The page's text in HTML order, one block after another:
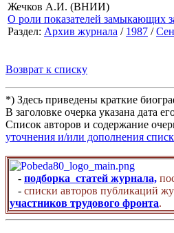
Жечков А.И. (ВНИИ)
О роли показателей замыкающих
Раздел: Архив журнала / 1987 /
Возврат к списку
*) Здесь приведены краткие
В заголовке очерка указана дата
Список авторов и содержание
уточнения и/или дополнения
- подборка статей журнала,
- списки авторов публикаций
участников трудового фронта.